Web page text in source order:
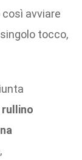
così avviare
tocco,
rullino
,